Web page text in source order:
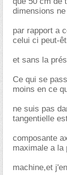
dimensions
par rapport a
celui ci peut-
et sans la
Ce qui se
moins en ce
ne suis pas
tangentielle
composante
maximale a la
machine,et